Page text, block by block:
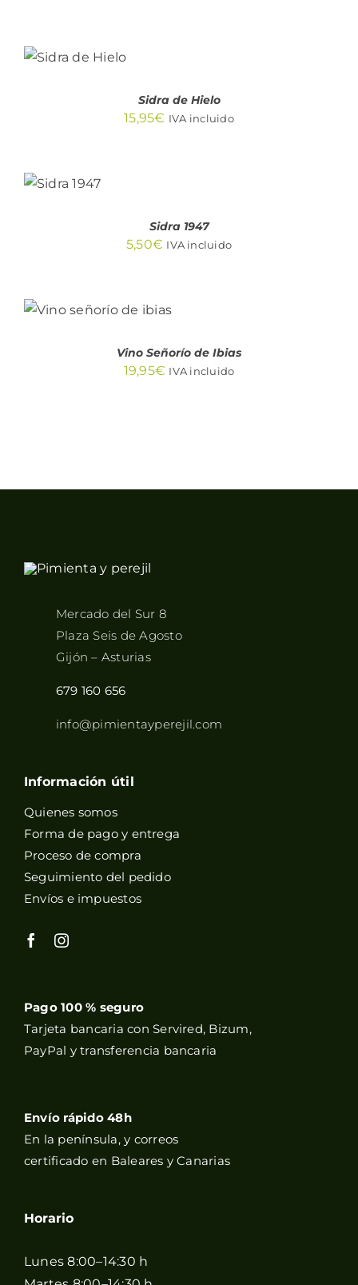
CARRITO
Sidra de Hielo
15,95€ IVA incluido
CARRITO
Sidra 1947
5,50€ IVA incluido
CARRITO
/
Vino Señorío de Ibias
19,95€ IVA incluido
Mercado del Sur 8
Plaza Seis de Agosto
Gijón – Asturias
679 160 656
info@pimientayperejil.com
Información útil
Quienes somos
Forma de pago y entrega
Proceso de compra
Seguimiento del pedido
Envíos e impuestos
Pago 100 % seguro
Tarjeta bancaria con Servired, Bizum,
PayPal y transferencia bancaria
Envío rápido 48h
En la península, y correos
certificado en Baleares y Canarias
Horario
Lunes 8:00–14:30 h